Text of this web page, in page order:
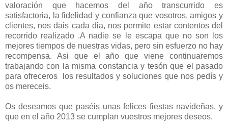
valoración que hacemos del año transcurrido es
satisfactoria, la fidelidad y confianza que vosotros, amigos y
clientes, nos dais cada dia, nos permite estar contentos del
recorrido realizado .A nadie se le escapa que no son los
mejores tiempos de nuestras vidas, pero sin esfuerzo no hay
recompensa. Asi que el año que viene continuaremos
trabajando con la misma constancia y tesón que el pasado
para ofreceros los resultados y soluciones que nos pedís y
os mereceis.
Os deseamos que paséis unas felices fiestas navideñas, y
que en el año 2013 se cumplan vuestros mejores deseos.